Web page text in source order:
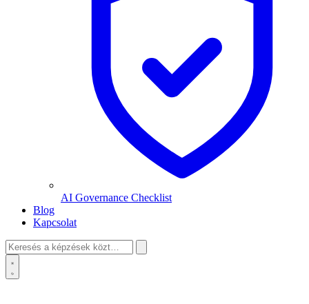
AI Governance Checklist
Blog
Kapcsolat